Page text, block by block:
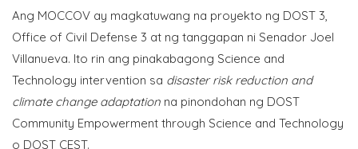
Ang MOCCOV ay magkatuwang na proyekto ng DOST 3,
Office of Civil Defense 3 at ng tanggapan ni Senador Joel
Villanueva. Ito rin ang pinakabagong Science and
Technology intervention sa disaster risk reduction and
climate change adaptation na pinondohan ng DOST
Community Empowerment through Science and Technology
o DOST CEST.